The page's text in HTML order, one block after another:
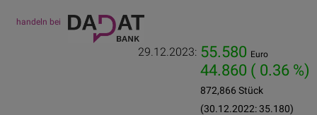
handeln bei
29.12.2023: 55.580 Euro
44.860 ( 0.36 %)
872,866 Stück
(30.12.2022: 35.180)